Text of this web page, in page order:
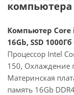
компьютера
Компьютер Core
16Gb, SSD
Процессор Intel
150, Охлаждение
Материнская
память 16Gb